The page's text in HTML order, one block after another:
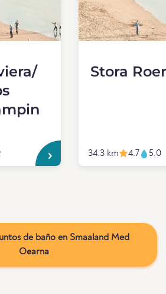
Stora Roer
34.3 km 4.7 5.0
de baño en Smaaland Med
Oearna